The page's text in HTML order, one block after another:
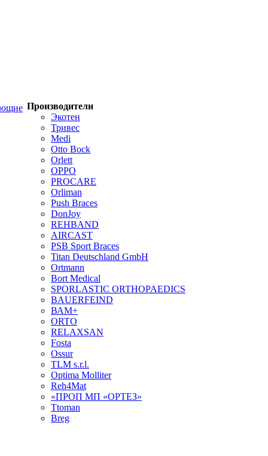
Производители
Экотен
Тривес
Medi
Otto Bock
Orlett
OPPO
PROCARE
Orliman
Push Braces
DonJoy
REHBAND
AIRCAST
PSB Sport Braces
Titan Deutschland GmbH
Ortmann
Bort Medical
SPORLASTIC ORTHOPAEDICS
BAUERFEIND
ВАМ+
ORTO
RELAXSAN
Fosta
Ossur
TLM s.r.l.
Optima Molliter
Reh4Mat
«ПРОП МП «ОРТЕЗ»
Ttoman
Breg